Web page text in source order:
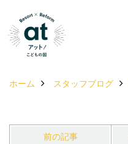
ホーム スタッフブログ
前の記事